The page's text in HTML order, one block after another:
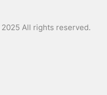
2025 All rights reserved.